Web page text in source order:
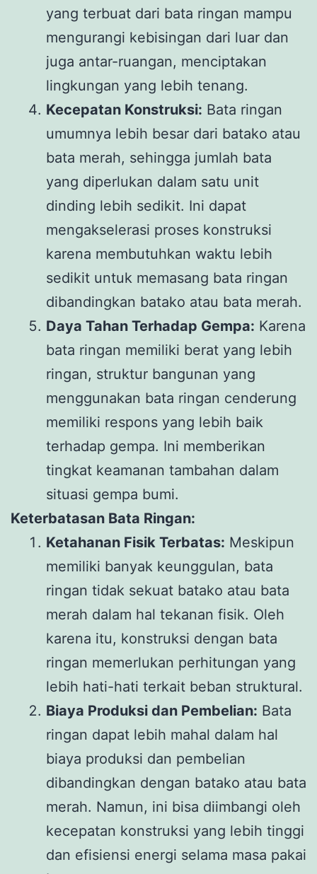
yang terbuat dari bata ringan mampu
mengurangi kebisingan dari luar dan
juga antar-ruangan, menciptakan
lingkungan yang lebih tenang.
Kecepatan Konstruksi: Bata ringan
umumnya lebih besar dari batako atau
bata merah, sehingga jumlah bata
yang diperlukan dalam satu unit
dinding lebih sedikit. Ini dapat
mengakselerasi proses konstruksi
karena membutuhkan waktu lebih
sedikit untuk memasang bata ringan
dibandingkan batako atau bata merah.
Daya Tahan Terhadap Gempa: Karena
bata ringan memiliki berat yang lebih
ringan, struktur bangunan yang
menggunakan bata ringan cenderung
memiliki respons yang lebih baik
terhadap gempa. Ini memberikan
tingkat keamanan tambahan dalam
situasi gempa bumi.
Keterbatasan Bata Ringan:
Ketahanan Fisik Terbatas: Meskipun
memiliki banyak keunggulan, bata
ringan tidak sekuat batako atau bata
merah dalam hal tekanan fisik. Oleh
karena itu, konstruksi dengan bata
ringan memerlukan perhitungan yang
lebih hati-hati terkait beban struktural.
Biaya Produksi dan Pembelian: Bata
ringan dapat lebih mahal dalam hal
biaya produksi dan pembelian
dibandingkan dengan batako atau bata
merah. Namun, ini bisa diimbangi oleh
kecepatan konstruksi yang lebih tinggi
dan efisiensi energi selama masa pakai